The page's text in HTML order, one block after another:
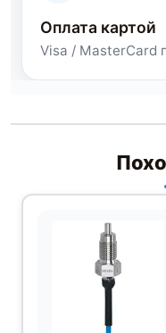
Оплата картой
Visa / MasterCard